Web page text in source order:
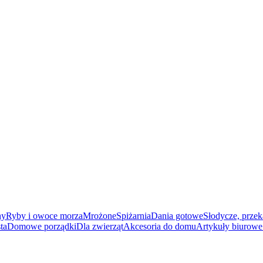
Ryby i owoce morzaMrożoneSpiżarniaDania gotoweSłodycze,
Domowe porządkiDla zwierzątAkcesoria do domuArtykuły